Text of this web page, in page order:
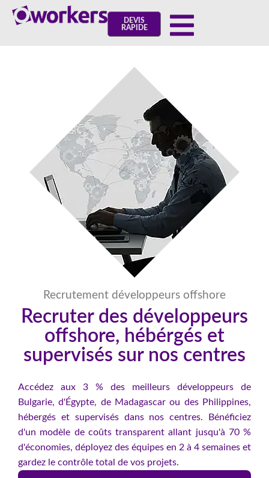
DEVIS
RAPIDE
Recrutement développeurs offshore
Recruter des développeurs
offshore, hébérgés et
supervisés sur nos centres
Accédez aux 3 % des meilleurs développeurs de
Bulgarie, d'Égypte, de Madagascar ou des Philippines,
hébergés et supervisés dans nos centres. Bénéficiez
d'un modèle de coûts transparent allant jusqu'à 70 %
d'économies, déployez des équipes en 2 à 4 semaines et
gardez le contrôle total de vos projets.